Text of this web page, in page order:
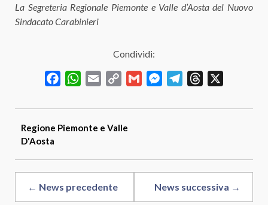
La Segreteria Regionale Piemonte e Valle d’Aosta del Nuovo
Sindacato Carabinieri
Condividi:
FacebookWhatsApp
Email
Copy
Gmail MessengerTelegramThreads
Regione Piemonte e Valle
D'Aosta
← News precedente News successiva →